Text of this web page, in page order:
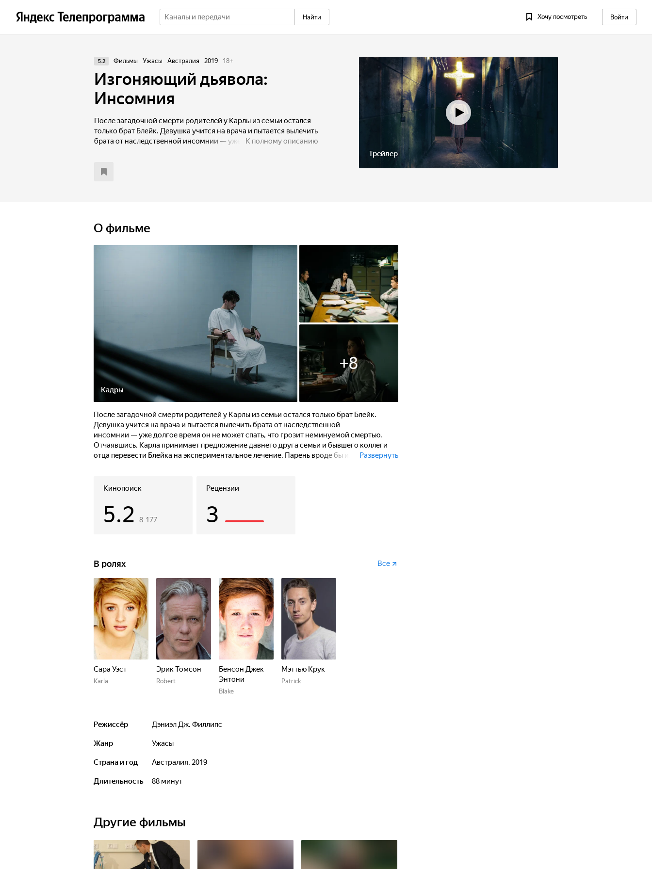
Найти Хочу посмотреть Войти
Трейлер
5.2 Фильмы Ужасы Австралия 2019 18+
Изгоняющий дьявола:
Инсомния
После загадочной смерти родителей у Карлы из семьи остался
только брат Блейк. Девушка учится на врача и пытается вылечить
брата от наследственной инсомнии — уже долгое время он не
коллеги отца перевести Блейка на экспериментальное лечение.
К полному описанию
О фильме
Кадры
+8
После загадочной смерти родителей у Карлы из семьи остался только брат Блейк.
Девушка учится на врача и пытается вылечить брата от наследственной
инсомнии — уже долгое время он не может спать, что грозит неминуемой смертью.
Отчаявшись, Карла принимает предложение давнего друга семьи и бывшего коллеги
отца перевести Блейка на экспериментальное лечение. Парень вроде бы идётРазвернуть
Кинопоиск
5.2 8 177
Рецензии
3
В ролях Все
Сара Уэст
Karla
Эрик Томсон
Robert
Бенсон Джек
Энтони
Blake
Мэттью Крук
Patrick
Режиссёр Дэниэл Дж. Филлипс
Жанр ужасы
Страна и год Австралия, 2019
Длительность 88 минут
Другие фильмы